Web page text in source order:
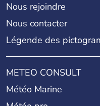
Nous rejoindre
Nous contacter
Légende des
METEO CONSULT
Météo Marine